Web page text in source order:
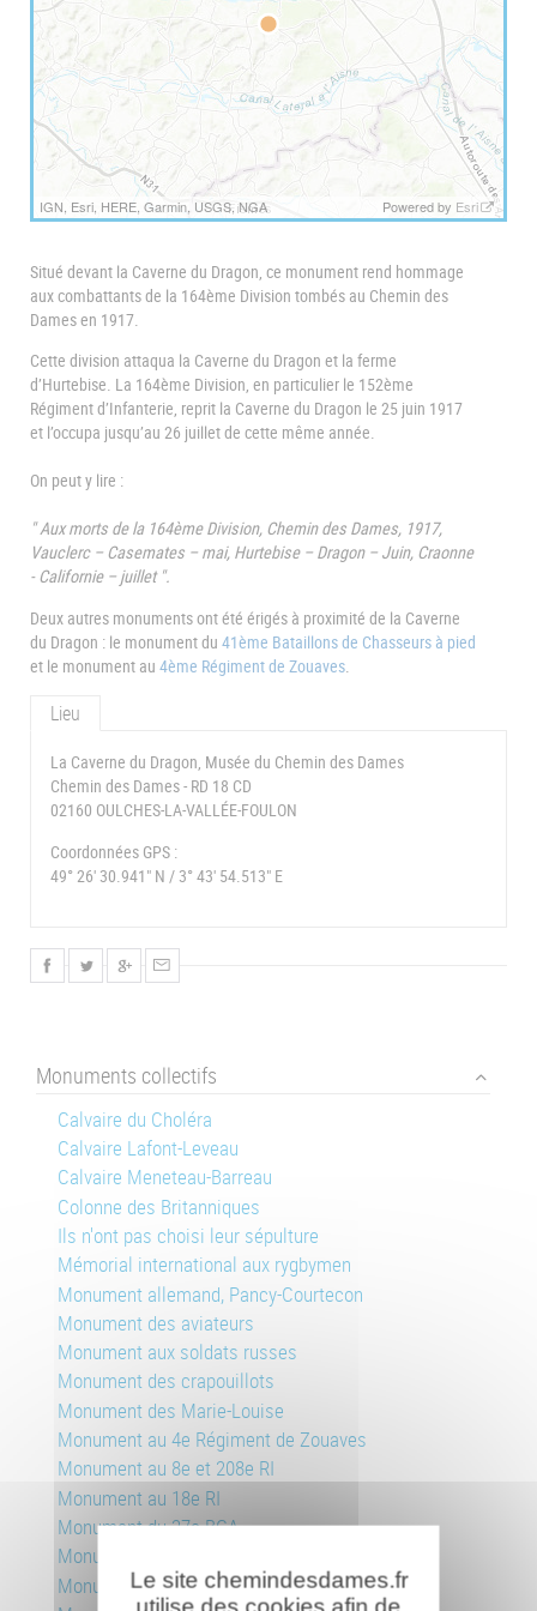
IGN, Esri, HERE, Garmin, USGS, NGA Powered by Esri
t
Situé devant la Caverne du Dragon, ce monument rend hommage
aux combattants de la 164ème Division tombés au Chemin des
Dames en 1917.
Cette division attaqua la Caverne du Dragon et la ferme
d’Hurtebise. La 164ème Division, en particulier le 152ème
Régiment d’Infanterie, reprit la Caverne du Dragon le 25 juin 1917
et l’occupa jusqu’au 26 juillet de cette même année.
On peut y lire :
" Aux morts de la 164ème Division, Chemin des Dames, 1917,
Vauclerc – Casemates – mai, Hurtebise – Dragon – Juin, Craonne
- Californie – juillet ".
Deux autres monuments ont été érigés à proximité de la Caverne
du Dragon : le monument du 41ème Bataillons de Chasseurs à pied
et le monument au 4ème Régiment de Zouaves
Lieu
La Caverne du Dragon, Musée du Chemin des Dames
Chemin des Dames - RD 18 CD
02160 OULCHES-LA-VALLÉE-FOULON
Coordonnées GPS :
49° 26' 30.941" N / 3° 43' 54.513" E
Monuments collectifs
Calvaire du Choléra
Calvaire Lafont-Leveau
Calvaire Meneteau-Barreau
Colonne des Britanniques
Ils n'ont pas choisi leur sépulture
Mémorial international aux rygbymen
Monument allemand, Pancy-Courtecon
Monument des aviateurs
Monument aux soldats russes
Monument des crapouillots
Monument des Marie-Louise
Monument au 4e Régiment de Zouaves
Monument au 8e et 208e RI
Monument au 18e RI
Monument du 27e BCA
Monument au 31e RI
Monument de la 38e DI, fort de la Malmaison
Le site chemindesdames.fr